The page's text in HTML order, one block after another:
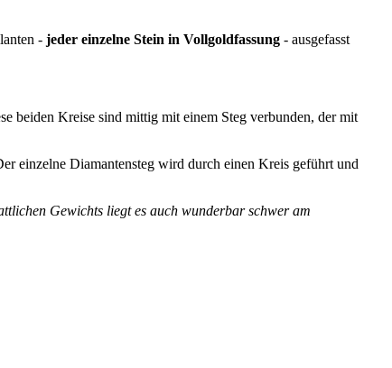
- jeder einzelne Stein in Vollgoldfassung - ausgefasst
beiden Kreise sind mittig mit einem Steg verbunden, der mit
einzelne Diamantensteg wird durch einen Kreis geführt und
Gewichts liegt es auch wunderbar schwer am